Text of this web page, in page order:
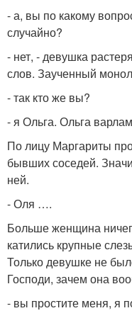
- а, вы по какому
случайно?
- нет, - девушка
слов. Заученный
- так кто же вы?
- я Ольга. Ольга
По лицу Маргариты
бывших соседей.
ней.
- Оля ….
Больше женщина
катились крупные
Только девушке не
Господи, зачем она
- вы простите меня, я